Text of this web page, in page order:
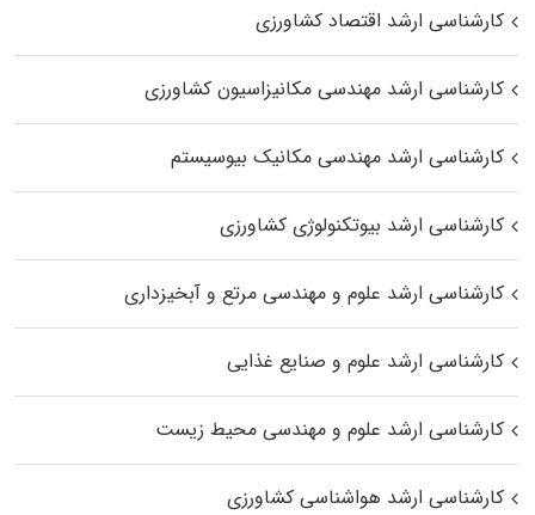
کارشناسی ارشد اقتصاد کشاورزی
کارشناسی ارشد مهندسی مکانیزاسیون کشاورزی
کارشناسی ارشد مهندسی مکانیک بیوسیستم
کارشناسی ارشد بیوتکنولوژی کشاورزی
کارشناسی ارشد علوم و مهندسی مرتع و آبخیزداری
کارشناسی ارشد علوم و صنایع غذایی
کارشناسی ارشد علوم و مهندسی محیط زیست
کارشناسی ارشد هواشناسی کشاورزی